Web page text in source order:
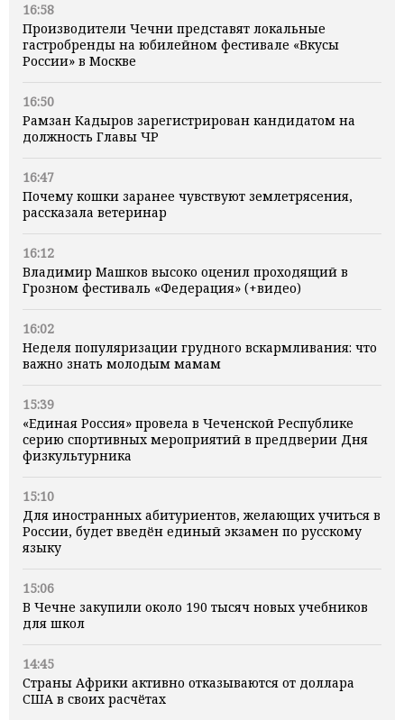
16:58
Производители Чечни представят локальные
гастробренды на юбилейном фестивале «Вкусы
России» в Москве
16:50
Рамзан Кадыров зарегистрирован кандидатом на
должность Главы ЧР
16:47
Почему кошки заранее чувствуют землетрясения,
рассказала ветеринар
16:12
Владимир Машков высоко оценил проходящий в
Грозном фестиваль «Федерация» (+видео)
16:02
Неделя популяризации грудного вскармливания: что
важно знать молодым мамам
15:39
«Единая Россия» провела в Чеченской Республике
серию спортивных мероприятий в преддверии Дня
физкультурника
15:10
Для иностранных абитуриентов, желающих учиться в
России, будет введён единый экзамен по русскому
языку
15:06
В Чечне закупили около 190 тысяч новых учебников
для школ
14:45
Страны Африки активно отказываются от доллара
США в своих расчётах